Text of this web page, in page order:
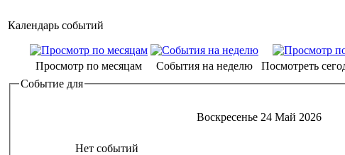
Календарь событий
Просмотр по месяцам События на неделю Посмотреть
Событие для
Воскресенье 24 Май 2026
Нет событий